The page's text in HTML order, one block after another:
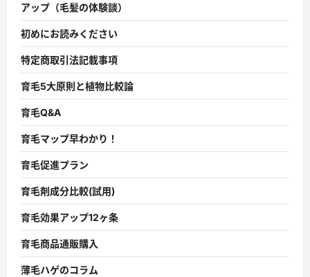
アップ（毛髪の体験談）
初めにお読みください
特定商取引法記載事項
育毛5大原則と植物比較論
育毛Q&A
育毛マップ早わかり！
育毛促進プラン
育毛剤成分比較(試用)
育毛効果アップ12ヶ条
育毛商品通販購入
薄毛ハゲのコラム